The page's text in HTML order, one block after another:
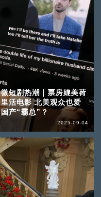
微短剧热潮｜票房媲美荷
里活电影 北美观众也爱
国产“霸总”？
2025-09-04